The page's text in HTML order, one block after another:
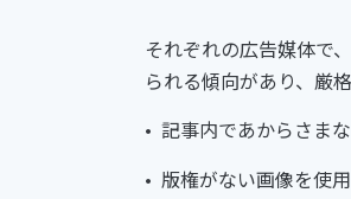
それぞれの広告媒体で
られる傾向があり、厳
記事内であからさま
版権がない画像を使